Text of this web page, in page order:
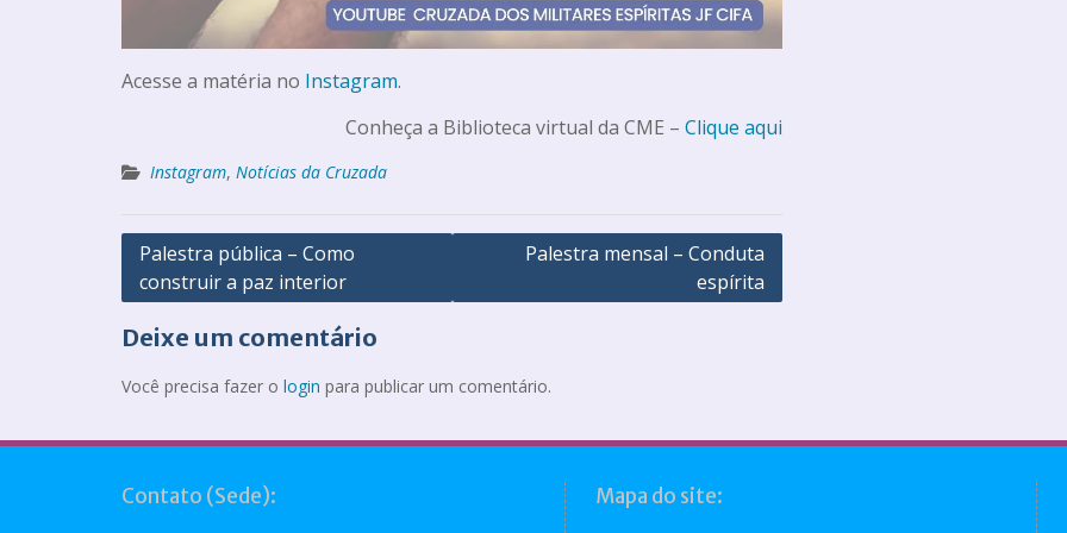
Acesse a matéria no Instagram.
Conheça a Biblioteca virtual da CME – Clique aqui
Instagram, Notícias da Cruzada
Palestra pública – Como
construir a paz interior
Palestra mensal – Conduta
espírita
Deixe um comentário
Você precisa fazer o login para publicar um comentário.
Contato (Sede): Mapa do site: